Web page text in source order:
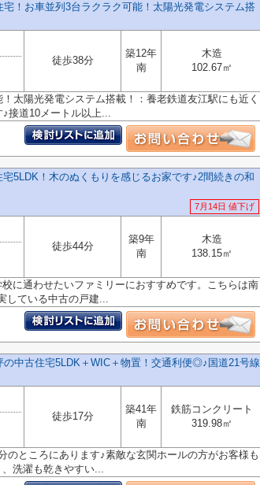
！お車並列3台ラクラク可能！太陽光発電システム搭
徒歩38分
築12年
南
木造
102.67㎡
太陽光発電システム搭載！：養老鉄道友江駅にも近く
接道10メートル以上...
5LDK！木のぬくもりを感じるお家です♪2間続きの和
7月14日 値下げ
徒歩44分
築9年
南
木造
138.15㎡
に通わせたいファミリーにおすすめです。こちらは南
している中古の戸建...
の中古住宅5LDK＋WIC＋物置！交通利便◎♪国道21号線
徒歩17分
築41年
南
鉄筋コンクリート
319.98㎡
ところにあります♪素敵な玄関ホールの方がお客様も
洗濯も乾きやすい...